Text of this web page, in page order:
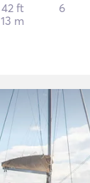
42 ft
13 m
6